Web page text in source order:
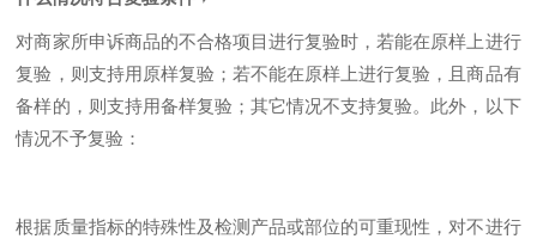
对商家所申诉商品的不合格项目进行复验时，若能在原样上进行
复验，则支持用原样复验；若不能在原样上进行复验，且商品有
备样的，则支持用备样复验；其它情况不支持复验。此外，以下
情况不予复验：
根据质量指标的特殊性及检测产品或部位的可重现性，对不进行